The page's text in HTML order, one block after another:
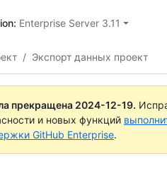
Enterprise Server 3.11
/ Экспорт данных проект
прекращена 2024-12-19.
и новых функций
GitHub Enterprise.